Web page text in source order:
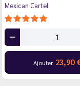
Mexican Cartel
Ajouter 23,90